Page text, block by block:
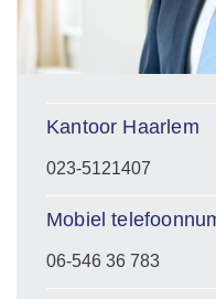
Kantoor Haarlem
023-5121407
Mobiel
06-546 36 783